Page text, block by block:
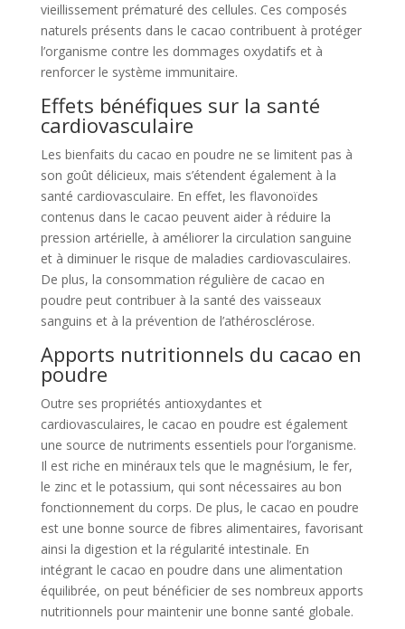
vieillissement prématuré des cellules. Ces composés
naturels présents dans le cacao contribuent à protéger
l’organisme contre les dommages oxydatifs et à
renforcer le système immunitaire.
Effets bénéfiques sur la santé
cardiovasculaire
Les bienfaits du cacao en poudre ne se limitent pas à
son goût délicieux, mais s’étendent également à la
santé cardiovasculaire. En effet, les flavonoïdes
contenus dans le cacao peuvent aider à réduire la
pression artérielle, à améliorer la circulation sanguine
et à diminuer le risque de maladies cardiovasculaires.
De plus, la consommation régulière de cacao en
poudre peut contribuer à la santé des vaisseaux
sanguins et à la prévention de l’athérosclérose.
Apports nutritionnels du cacao en
poudre
Outre ses propriétés antioxydantes et
cardiovasculaires, le cacao en poudre est également
une source de nutriments essentiels pour l’organisme.
Il est riche en minéraux tels que le magnésium, le fer,
le zinc et le potassium, qui sont nécessaires au bon
fonctionnement du corps. De plus, le cacao en poudre
est une bonne source de fibres alimentaires, favorisant
ainsi la digestion et la régularité intestinale. En
intégrant le cacao en poudre dans une alimentation
équilibrée, on peut bénéficier de ses nombreux apports
nutritionnels pour maintenir une bonne santé globale.